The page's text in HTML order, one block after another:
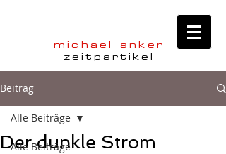
michael anker
zeitpartikel
Beitrag
Alle Beiträge
Alle Beiträge
Der dunkle Strom